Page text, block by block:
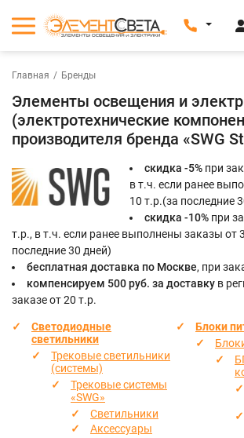
Главная / Бренды
Элементы освещения и
(электротехнические
производителя бренда «SWG
скидка -5% при
в т.ч. если ранее
10 т.р.(за последние
скидка -10% при
т.р., в т.ч. если ранее выполнены заказы от
последние 30 дней)
бесплатная доставка по Москве, при
компенсируем 500 руб. за доставку в
заказе от 20 т.р.
Светодиодные
светильники
Трековые светильники
(системы)
Трековые системы
«SWG»
Светильники
Аксессуары
Блоки